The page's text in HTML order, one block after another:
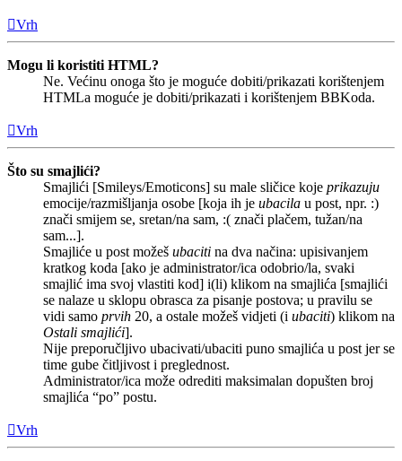
Vrh
Mogu li koristiti HTML?
Ne. Većinu onoga što je moguće dobiti/prikazati korištenjem
HTMLa moguće je dobiti/prikazati i korištenjem BBKoda.
Vrh
Što su smajlići?
Smajlići [Smileys/Emoticons] su male sličice koje prikazuju
emocije/razmišljanja osobe [koja ih je ubacila u post, npr. :)
znači smijem se, sretan/na sam, :( znači plačem, tužan/na
sam...].
Smajliće u post možeš ubaciti na dva načina: upisivanjem
kratkog koda [ako je administrator/ica odobrio/la, svaki
smajlić ima svoj vlastiti kod] i(li) klikom na smajlića [smajlići
se nalaze u sklopu obrasca za pisanje postova; u pravilu se
vidi samo prvih 20, a ostale možeš vidjeti (i ubaciti) klikom na
Ostali smajlići].
Nije preporučljivo ubacivati/ubaciti puno smajlića u post jer se
time gube čitljivost i preglednost.
Administrator/ica može odrediti maksimalan dopušten broj
smajlića “po” postu.
Vrh